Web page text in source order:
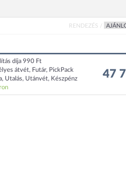
RENDEZÉS /
díja 990 Ft
átvét, Futár, PickPack
Utalás, Utánvét, Készpénz
47